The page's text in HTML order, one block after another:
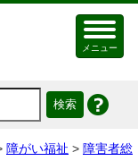
メニュー
障がい福祉 > 障害者総